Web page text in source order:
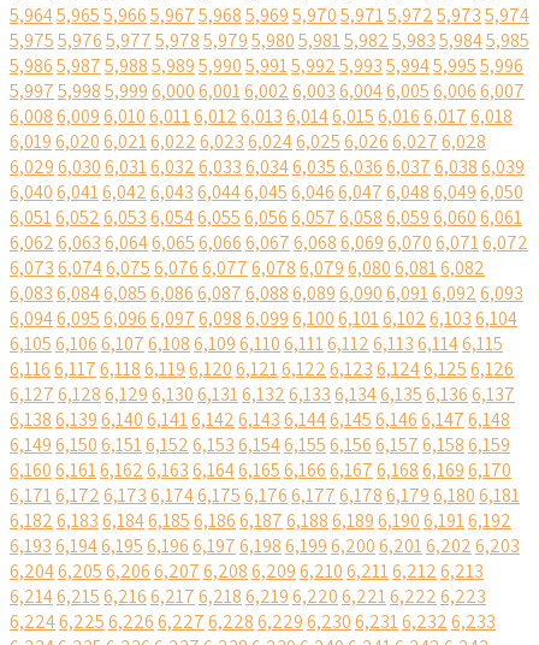
5,9645,9655,9665,9675,9685,9695,9705,9715,9725,9735,974
5,9755,9765,9775,9785,9795,9805,9815,9825,9835,9845,985
5,9865,9875,9885,9895,9905,9915,9925,9935,9945,9955,996
5,9975,9985,9996,0006,0016,0026,0036,0046,0056,0066,007
6,0086,0096,0106,0116,0126,0136,0146,0156,0166,0176,018
6,0196,0206,0216,0226,0236,0246,0256,0266,0276,028
6,0296,0306,0316,0326,0336,0346,0356,0366,0376,0386,039
6,0406,0416,0426,0436,0446,0456,0466,0476,0486,0496,050
6,0516,0526,0536,0546,0556,0566,0576,0586,0596,0606,061
6,0626,0636,0646,0656,0666,0676,0686,0696,0706,0716,072
6,0736,0746,0756,0766,0776,0786,0796,0806,0816,082
6,0836,0846,0856,0866,0876,0886,0896,0906,0916,0926,093
6,0946,0956,0966,0976,0986,0996,1006,1016,1026,1036,104
6,1056,1066,1076,1086,1096,1106,1116,1126,1136,1146,115
6,1166,1176,1186,1196,1206,1216,1226,1236,1246,1256,126
6,1276,1286,1296,1306,1316,1326,1336,1346,1356,1366,137
6,1386,1396,1406,1416,1426,1436,1446,1456,1466,1476,148
6,1496,1506,1516,1526,1536,1546,1556,1566,1576,1586,159
6,1606,1616,1626,1636,1646,1656,1666,1676,1686,1696,170
6,1716,1726,1736,1746,1756,1766,1776,1786,1796,1806,181
6,1826,1836,1846,1856,1866,1876,1886,1896,1906,1916,192
6,1936,1946,1956,1966,1976,1986,1996,2006,2016,2026,203
6,2046,2056,2066,2076,2086,2096,2106,2116,2126,213
6,2146,2156,2166,2176,2186,2196,2206,2216,2226,223
6,2246,2256,2266,2276,2286,2296,2306,2316,2326,233